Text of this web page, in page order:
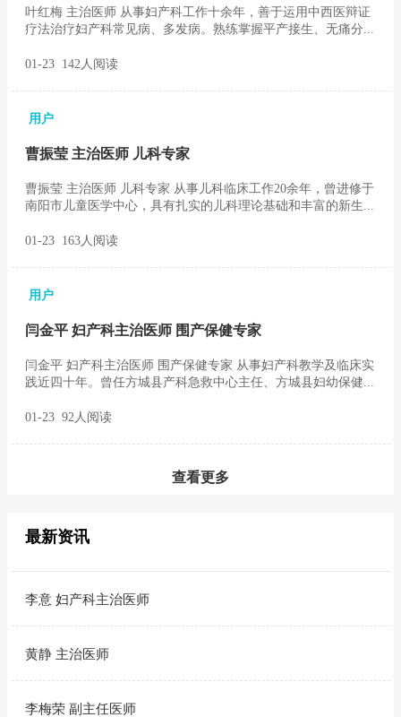
叶红梅 主治医师 从事妇产科工作十余年，善于运用中西医辩证
疗法治疗妇产科常见病、多发病。熟练掌握平产接生、无痛分...
01-23 142人阅读
用户
曹振莹 主治医师 儿科专家
曹振莹 主治医师 儿科专家 从事儿科临床工作20余年，曾进修于
南阳市儿童医学中心，具有扎实的儿科理论基础和丰富的新生...
01-23 163人阅读
用户
闫金平 妇产科主治医师 围产保健专家
闫金平 妇产科主治医师 围产保健专家 从事妇产科教学及临床实
践近四十年。曾任方城县产科急救中心主任、方城县妇幼保健...
01-23 92人阅读
查看更多
最新资讯
李意 妇产科主治医师
黄静 主治医师
李梅荣 副主任医师